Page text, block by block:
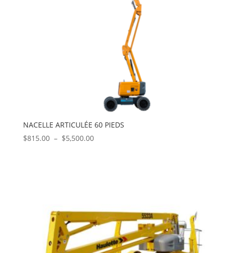
NACELLE ARTICULÉE 60 PIEDS
$815.00 – $5,500.00Plage